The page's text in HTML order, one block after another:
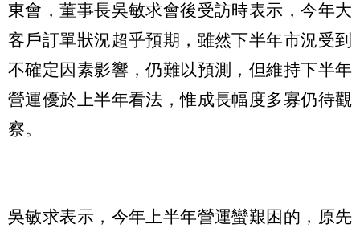
東會，董事長吳敏求會後受訪時表示，今年大
客戶訂單狀況超乎預期，雖然下半年市況受到
不確定因素影響，仍難以預測，但維持下半年
營運優於上半年看法，惟成長幅度多寡仍待觀
察。
吳敏求表示，今年上半年營運蠻艱困的，原先